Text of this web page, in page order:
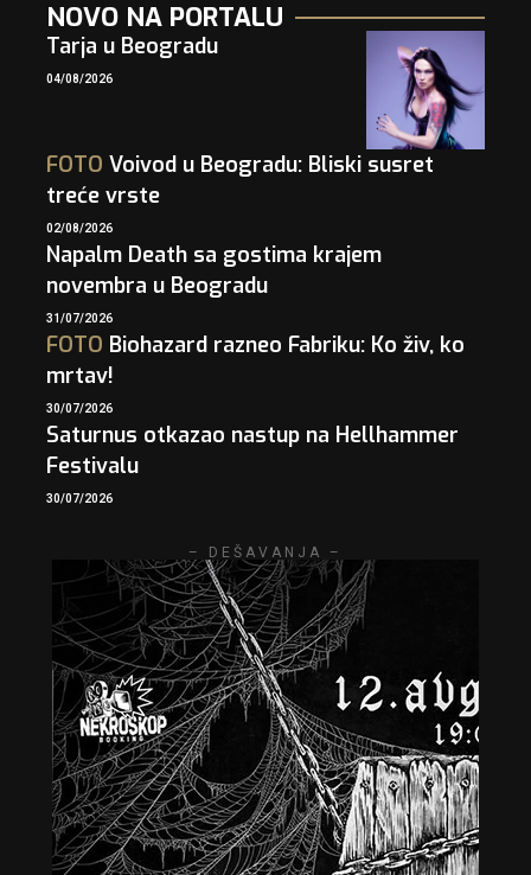
NOVO NA PORTALU
Tarja u Beogradu
04/08/2026
FOTO Voivod u Beogradu: Bliski susret
treće vrste
02/08/2026
Napalm Death sa gostima krajem
novembra u Beogradu
31/07/2026
FOTO Biohazard razneo Fabriku: Ko živ, ko
mrtav!
30/07/2026
Saturnus otkazao nastup na Hellhammer
Festivalu
30/07/2026
– DEŠAVANJA –